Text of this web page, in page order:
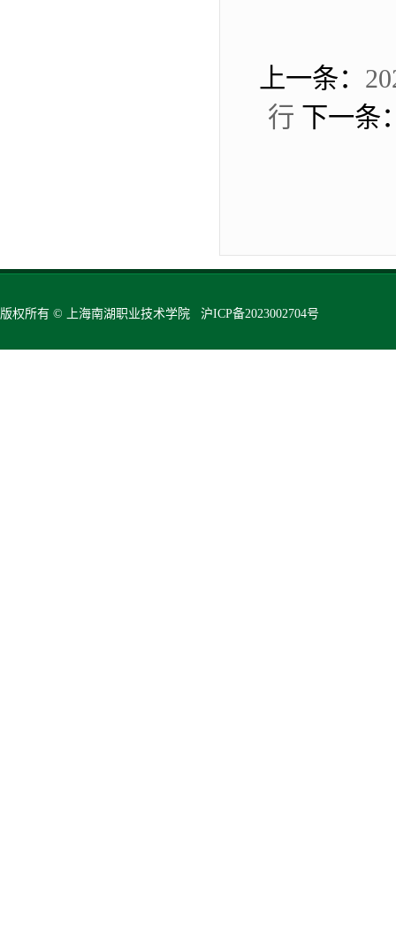
上一条：
行 下一条
版权所有 © 上海南湖职业技术学院 沪ICP备2023002704号